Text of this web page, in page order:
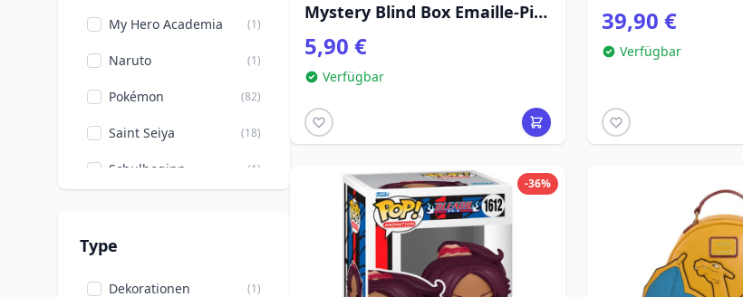
My Hero Academia (1)
Naruto (1)
Pokémon (82)
Saint Seiya (18)
Schulbeginn (1)
Videospiele
Type
Dekorationen (1)
Mystery Blind Box Emaille-Pin
(verschiedene Farben)
5,90 €
Verfügbar
39,90 €
Verfügbar
-36%